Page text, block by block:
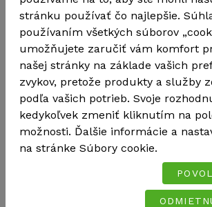
trieda horľavosti: E (podľa Eurotriedy).
VLASTNOSTI
vďaka rozmiestneniu slamených vlákien
dosiahnuté optimálne tepelno-
slamenej izolácie
väčšie možnosti výberu nosnej drevenej
konštrukcie (pôvod dreva, kvalita…)
väčšie možnosti v zateplení detailov –
stránku používať čo najlepšie.
používaním všetkých súborov
umožňujete zaručiť vám komfort
našej stránky na základe vašich
zvykov, pretože produkty a služby
podľa vašich potrieb. Svoje
kedykoľvek zmeniť kliknutím na
možnosti. Ďalšie informácie a
na stránke Súbory cookie.